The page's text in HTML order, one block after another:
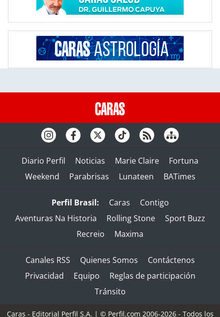
Diario Perfil Noticias Marie Claire
Fortuna
Weekend
Parabrisas Lunateen BATimes
Perfil Brasil: Caras
Contigo
Aventuras Na Historia
Rolling Stone
Sport Buzz
Recreio
Maxima
Canales RSS Quienes Somos
Contáctenos
Privacidad
Equipo
Reglas de participación
Tránsito
Caras - Editorial Perfil S.A. | © Perfil.com 2006-2026 - Todos los